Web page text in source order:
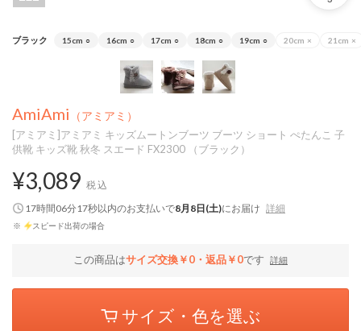
ブラック 15cm ○ 16cm ○ 17cm ○ 18cm ○ 19cm ○ 20cm × 21cm ×
AmiAmi （アミアミ）
[アミアミ]アミアミ キッズムートンブーツ ブーツ ショート ぺたんこ 子
供靴 キッズ靴 秋冬 スエード FX2300 （ブラック）
¥3,089 税込
17時間06分14秒以内のお支払いで8月8日(土)にお届け 詳細
※ スピード出荷の場合
この商品はサイズ交換￥0・返品￥0です 詳細
サイズ・色を選ぶ